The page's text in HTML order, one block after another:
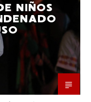
NIÑOS